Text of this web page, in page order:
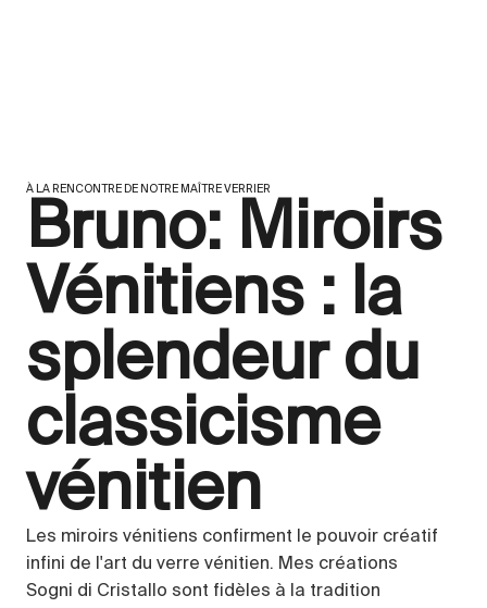
À LA RENCONTRE DE NOTRE MAÎTRE VERRIER
Bruno: Miroirs
Vénitiens : la
splendeur du
classicisme
vénitien
Les miroirs vénitiens confirment le pouvoir créatif
infini de l'art du verre vénitien. Mes créations
Sogni di Cristallo sont fidèles à la tradition